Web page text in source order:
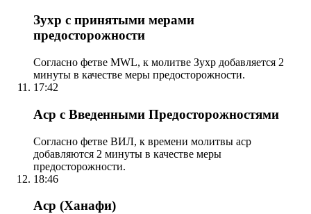
Зухр с принятыми мерами
предосторожности
Согласно фетве MWL, к молитве Зухр добавляется 2
минуты в качестве меры предосторожности.
17:42
Аср с Введенными Предосторожностями
Согласно фетве ВИЛ, к времени молитвы аср
добавляются 2 минуты в качестве меры
предосторожности.
18:46
Аср (Ханафи)